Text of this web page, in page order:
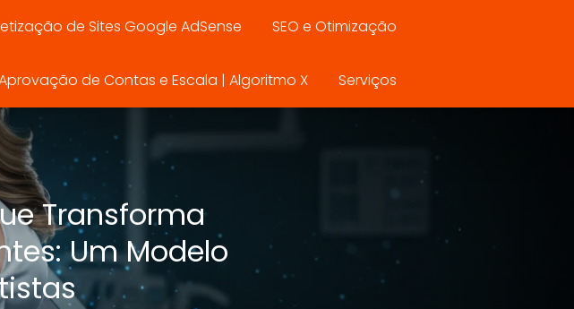
de Sites Google AdSense SEO e Otimização
de Contas e Escala | Algoritmo X Serviços
Transforma
Um Modelo